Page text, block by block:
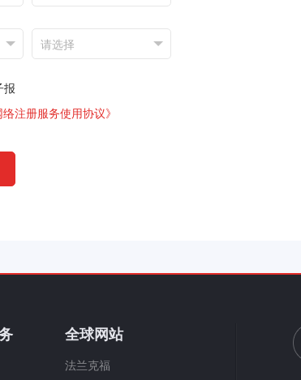
报
络注册服务使用协议》
全球网站
法兰克福